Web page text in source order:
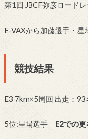
第1回 JBCF弥彦ロードレ
E-VAXから加藤選手・星
競技結果
E3 7km×5周回 出走：93
5位:星場選手 E2での更